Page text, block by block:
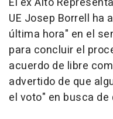
UE Josep Borrell ha
última hora" en el
para concluir el
acuerdo de libre
advertido de que
el voto" en busca